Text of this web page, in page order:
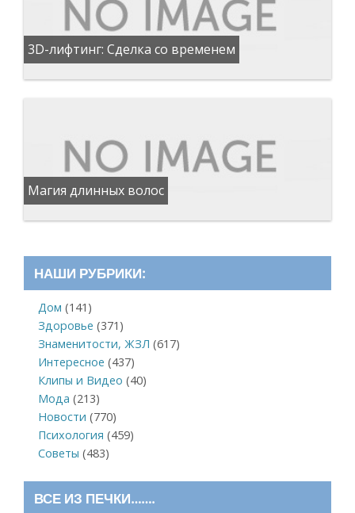
3D-лифтинг: Сделка со временем
Магия длинных волос
НАШИ РУБРИКИ:
Дом (141)
Здоровье (371)
Знаменитости, ЖЗЛ (617)
Интересное (437)
Клипы и Видео (40)
Мода (213)
Новости (770)
Психология (459)
Советы (483)
ВСЕ ИЗ ПЕЧКИ…….